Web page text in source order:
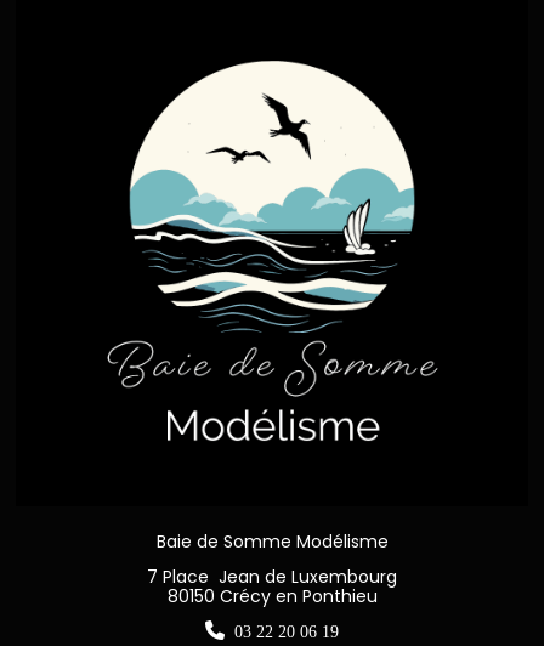
Baie de Somme Modélisme
7 Place Jean de Luxembourg
80150 Crécy en Ponthieu
 03 22 20 06 19